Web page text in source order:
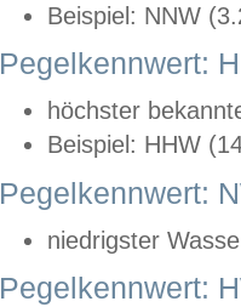
Beispiel: NNW
Pegelkennwert:
höchster
Beispiel: HHW
Pegelkennwert:
niedrigster
Pegelkennwert: